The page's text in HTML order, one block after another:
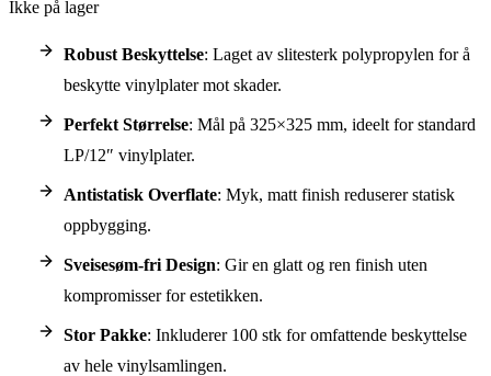
Ikke på lager
Robust Beskyttelse: Laget av slitesterk polypropylen for å
beskytte vinylplater mot skader.
Perfekt Størrelse: Mål på 325×325 mm, ideelt for standard
LP/12″ vinylplater.
Antistatisk Overflate: Myk, matt finish reduserer statisk
oppbygging.
Sveisesøm-fri Design: Gir en glatt og ren finish uten
kompromisser for estetikken.
Stor Pakke: Inkluderer 100 stk for omfattende beskyttelse
av hele vinylsamlingen.